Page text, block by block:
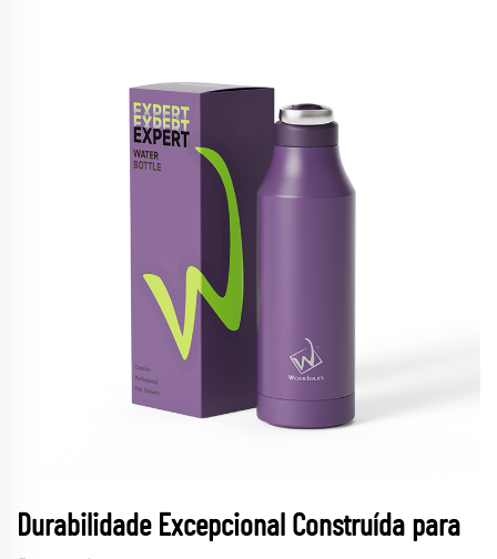
Durabilidade Excepcional Construída para